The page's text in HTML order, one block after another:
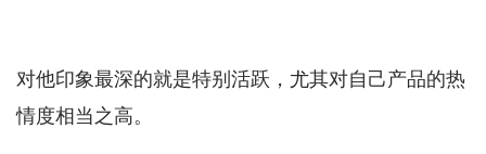
对他印象最深的就是特别活跃，尤其对自己产品的热
情度相当之高。